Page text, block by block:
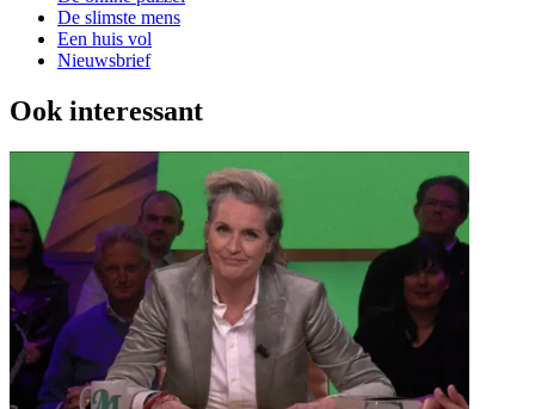
De slimste mens
Een huis vol
Nieuwsbrief
Ook interessant